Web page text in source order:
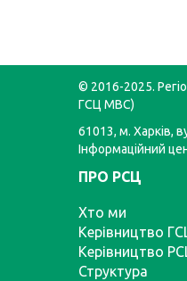
© 2016-2025.
ГСЦ МВС)
61013, м. Харків,
Інформаційний
ПРО РСЦ
Хто ми
Керівництво
Керівництво
Структура